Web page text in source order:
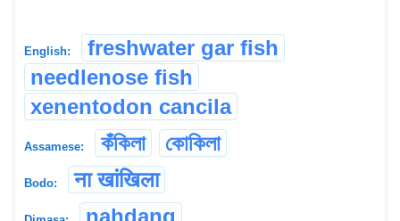
English:
freshwater gar fish
needlenose fish
xenentodon cancila
Assamese: কঁকিলা কোকিলা
Bodo: ना खांखिला
nahdang